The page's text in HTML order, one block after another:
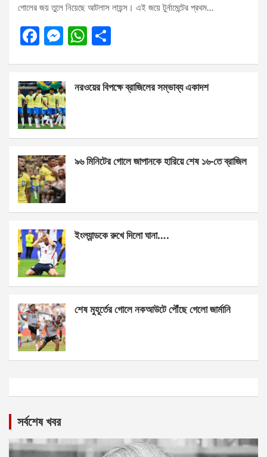
গোলের জয় তুলে নিয়েছে আটলাস লায়ন্স। এই জয়ে টুর্নামেন্টের প্রথম…
F
b
o
o
k
M
n
g
er
W
s
p
e
নরওয়ের বিপক্ষে ব্রাজিলের সম্ভাব্য একাদশ
৯৬ মিনিটের গোলে জাপানকে হারিয়ে শেষ ১৬-তে ব্রাজিল
ইংল্যান্ডকে রুখে দিলো ঘানা….
শেষ মুহূর্তের গোলে নকআউটে পৌঁছে গেলো জার্মানি
সর্বশেষ খবর